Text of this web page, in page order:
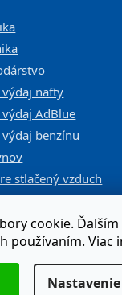
cookie.
používaním. Viac
Nastavenie
výdaj nafty
AdBlue
benzínu
stlačený vzduch
a servisov
zmluvy